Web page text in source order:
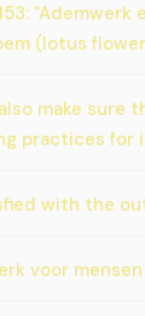
(lotus
make sure
practices for
with the
voor